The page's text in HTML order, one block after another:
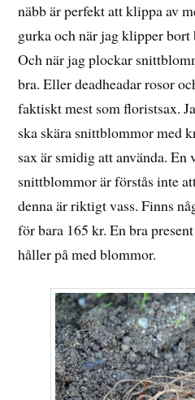
näbb är perfekt att klippa av
gurka och när jag klipper
Och när jag plockar
bra. Eller deadheadar rosor
faktiskt mest som floristsax.
ska skära snittblommor med
sax är smidig att använda.
snittblommor är förstås inte
denna är riktigt vass. Finns
för bara 165 kr. En bra
håller på med blommor.